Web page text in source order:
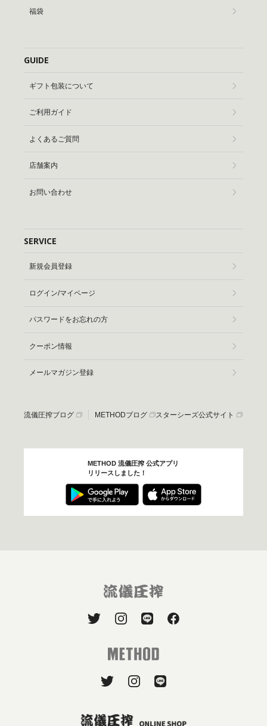
福袋
GUIDE
ギフト包装について
ご利用ガイド
よくあるご質問
店舗案内
お問い合わせ
SERVICE
新規会員登録
ログイン/マイページ
パスワードをお忘れの方
クーポン情報
メールマガジン登録
流儀圧搾ブログ METHODブログ スターシーズ公式サイト
METHOD 流儀圧搾 公式アプリ
リリースしました！